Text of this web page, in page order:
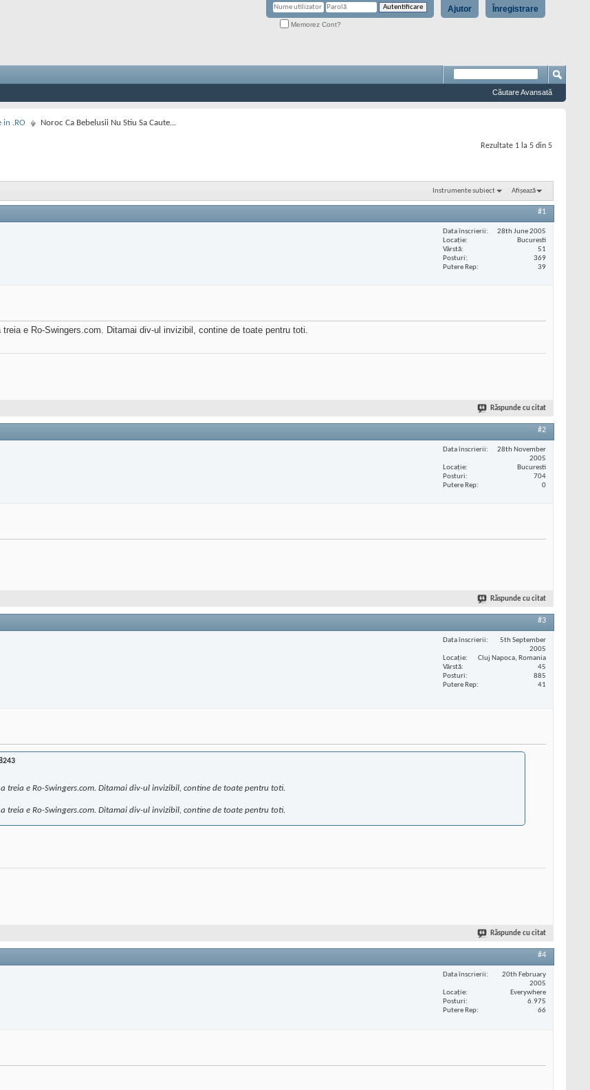
Înregistrare
Ajutor
Memorez Cont?
Căutare Avansată
in .RO Noroc Ca Bebelusii Nu Stiu Sa Caute...
Rezultate 1 la 5 din 5
Instrumente subiect Afișează
#1
Data înscrierii
28th June 2005
Locaţie
Bucuresti
Vârstă
51
Posturi
369
Putere Rep
39
e Ro-Swingers.com. Ditamai div-ul invizibil, contine de toate pentru toti.
Răspunde cu citat
#2
Data înscrierii
28th November
2005
Locaţie
Bucuresti
Posturi
704
Putere Rep
0
Răspunde cu citat
#3
Data înscrierii
5th September
2005
Locaţie
Cluj Napoca, Romania
Vârstă
45
Posturi
885
Putere Rep
41
treia e Ro-Swingers.com. Ditamai div-ul invizibil, contine de toate pentru toti.
treia e Ro-Swingers.com. Ditamai div-ul invizibil, contine de toate pentru toti.
Răspunde cu citat
#4
Data înscrierii
20th February
2005
Locaţie
Everywhere
Posturi
6.975
Putere Rep
66